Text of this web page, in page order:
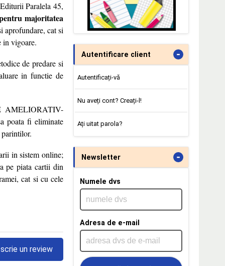
Paralela 45,
majoritatea
aprofundare, cat si
in vigoare.
de predare si
in functie de
AMELIORATIV-
poata fi eliminate
in sistem online;
pe piata cartii din
cat si cu cele
scrie un review
Autentificare client -
Autentificați-vă
Nu aveți cont? Creați-l!
Ați uitat parola?
Newsletter -
Numele dvs
Adresa de e-mail